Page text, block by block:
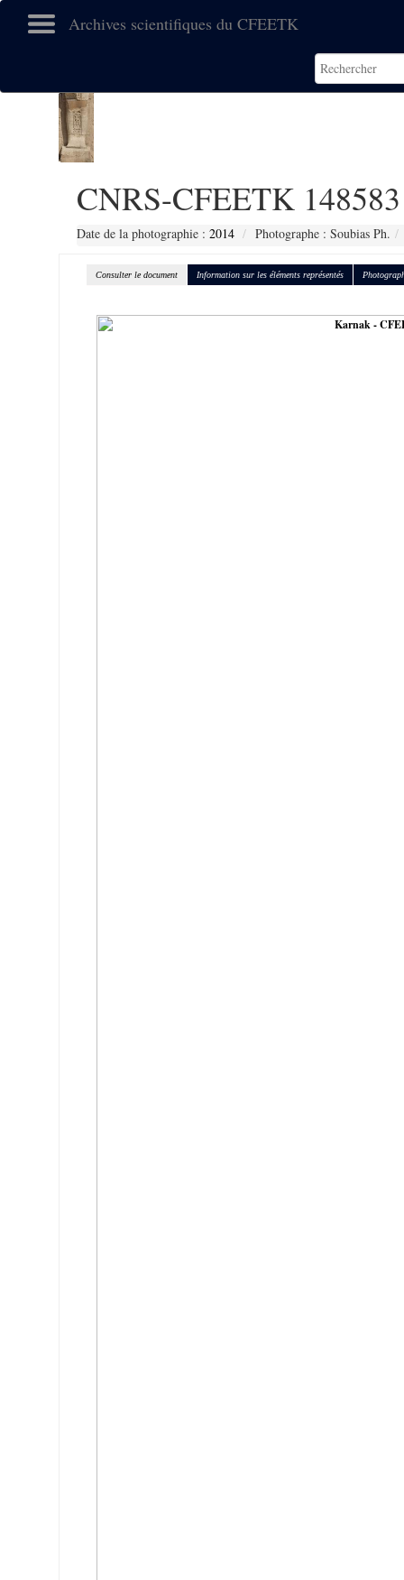
Archives scientifiques du CFEETK
CNRS-CFEETK 148583
Date de la photographie : 2014 Photographe : Soubias Ph.
Consulter le document Information sur les éléments représentés